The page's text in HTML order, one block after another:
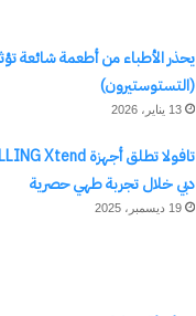
يحذر الأطباء من أطعمة شائعة
(التستوستيرون)
13 يناير، 2026
دبي خلال تجربة طهي حصرية
19 ديسمبر، 2025